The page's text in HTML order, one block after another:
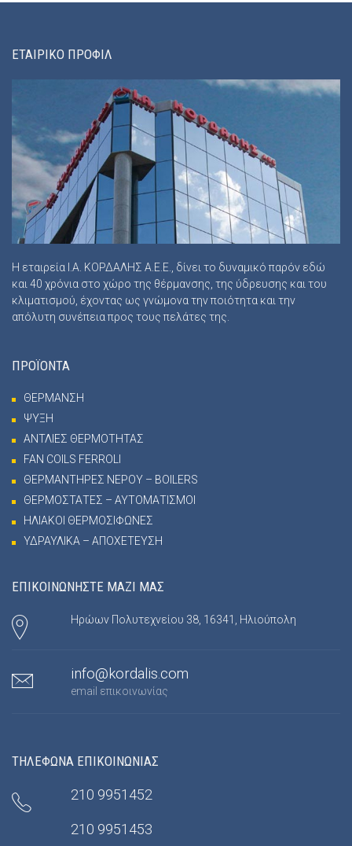
ΕΤΑΙΡΙΚΟ ΠΡΟΦΙΛ
Η εταιρεία Ι.Α. ΚΟΡΔΑΛΗΣ Α.Ε.Ε., δίνει το δυναμικό παρόν εδώ
και 40 χρόνια στο χώρο της θέρμανσης, της ύδρευσης και του
κλιματισμού, έχοντας ως γνώμονα την ποιότητα και την
απόλυτη συνέπεια προς τους πελάτες της.
ΠΡΟΪΟΝΤΑ
ΘΕΡΜΑΝΣΗ
ΨΥΞΗ
ΑΝΤΛΙΕΣ ΘΕΡΜΟΤΗΤΑΣ
FAN COILS FERROLI
ΘΕΡΜΑΝΤΗΡΕΣ ΝΕΡΟΥ – BOILERS
ΘΕΡΜΟΣΤΑΤΕΣ – ΑΥΤΟΜΑΤΙΣΜΟΙ
ΗΛΙΑΚΟΙ ΘΕΡΜΟΣΙΦΩΝΕΣ
ΥΔΡΑΥΛΙΚΑ – ΑΠΟΧΕΤΕΥΣΗ
ΕΠΙΚΟΙΝΩΝΗΣΤΕ ΜΑΖΙ ΜΑΣ
Ηρώων Πολυτεχνείου 38, 16341, Ηλιούπολη
info@kordalis.com
email επικοινωνίας
ΤΗΛΕΦΩΝΑ ΕΠΙΚΟΙΝΩΝΙΑΣ
210 9951452
210 9951453